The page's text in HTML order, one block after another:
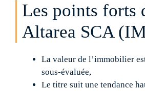
Les points forts
Altarea SCA
La valeur de l’immobilier
sous-évaluée,
Le titre suit une tendance